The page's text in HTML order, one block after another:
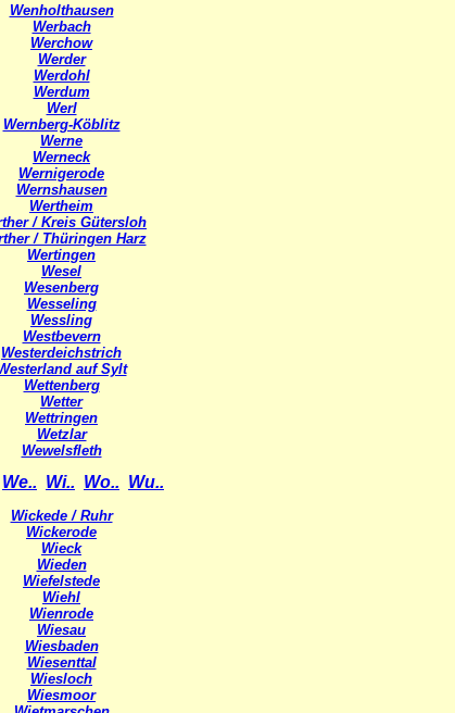
Wenholthausen
Werbach
Werchow
Werder
Werdohl
Werdum
Werl
Wernberg-Köblitz
Werne
Werneck
Wernigerode
Wernshausen
Wertheim
/ Kreis Gütersloh
/ Thüringen Harz
Wertingen
Wesel
Wesenberg
Wesseling
Wessling
Westbevern
Westerdeichstrich
auf Sylt
Wettenberg
Wetter
Wettringen
Wetzlar
Wewelsfleth
We.. Wi.. Wo.. Wu..
Wickede / Ruhr
Wickerode
Wieck
Wieden
Wiefelstede
Wiehl
Wienrode
Wiesau
Wiesbaden
Wiesenttal
Wiesloch
Wiesmoor